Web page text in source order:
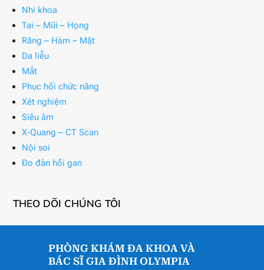
Nhi khoa
Tai – Mũi – Họng
Răng – Hàm – Mặt
Da liễu
Mắt
Phục hồi chức năng
Xét nghiệm
Siêu âm
X-Quang – CT Scan
Nội soi
Đo đàn hồi gan
THEO DÕI CHÚNG TÔI
PHÒNG KHÁM ĐA KHOA VÀ
BÁC SĨ GIA ĐÌNH OLYMPIA